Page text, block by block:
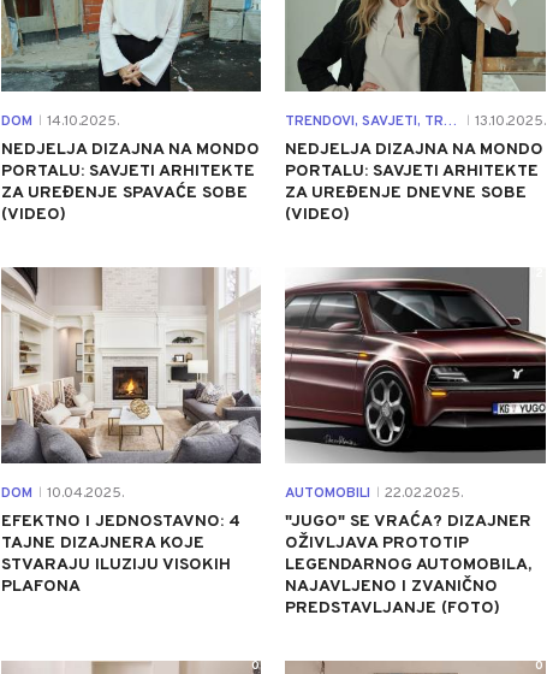
DOM 14.10.2025.
NEDJELJA DIZAJNA NA MONDO
PORTALU: SAVJETI ARHITEKTE
ZA UREĐENJE SPAVAĆE SOBE
(VIDEO)
TRENDOVI, SAVJETI, TRIKOVI... 13.10.2025.
NEDJELJA DIZAJNA NA MONDO
PORTALU: SAVJETI ARHITEKTE
ZA UREĐENJE DNEVNE SOBE
(VIDEO)
DOM 10.04.2025.
EFEKTNO I JEDNOSTAVNO: 4
TAJNE DIZAJNERA KOJE
STVARAJU ILUZIJU VISOKIH
PLAFONA
AUTOMOBILI 22.02.2025.
"JUGO" SE VRAĆA? DIZAJNER
OŽIVLJAVA PROTOTIP
LEGENDARNOG AUTOMOBILA,
NAJAVLJENO I ZVANIČNO
PREDSTAVLJANJE (FOTO)
0 0